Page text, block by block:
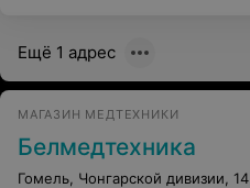
Ещё 1 адрес
МАГАЗИН МЕДТЕХНИКИ
Белмедтехника
Гомель, Чонгарской дивизии, 14